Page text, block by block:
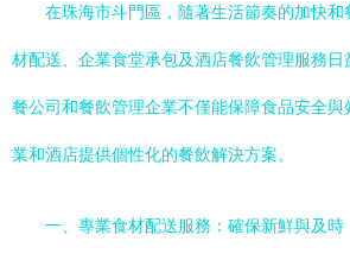
在珠海市斗門區，隨著生活節奏的加快
材配送、企業食堂承包及酒店餐飲管理服務
餐公司和餐飲管理企業不僅能保障食品安全
業和酒店提供個性化的餐飲解決方案。
一、專業食材配送服務：確保新鮮與及時